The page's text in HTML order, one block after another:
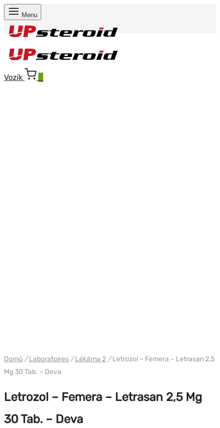
Menu
Vozík
Domů / Laboratoires / Lékárna 2 /Letrozol – Femera – Letrasan 2,5
Mg 30 Tab. – Deva
Letrozol – Femera – Letrasan 2,5 Mg
30 Tab. – Deva